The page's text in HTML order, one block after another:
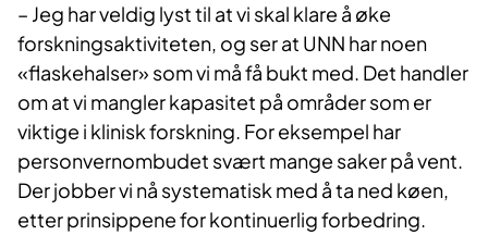
– Jeg har veldig lyst til at vi skal klare å øke
forskningsaktiviteten, og ser at UNN har noen
«flaskehalser» som vi må få bukt med. Det handler
om at vi mangler kapasitet på områder som er
viktige i klinisk forskning. For eksempel har
personvernombudet svært mange saker på vent.
Der jobber vi nå systematisk med å ta ned køen,
etter prinsippene for kontinuerlig forbedring.